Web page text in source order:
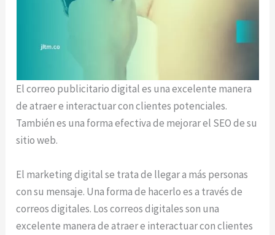
El correo publicitario digital es una excelente manera
de atraer e interactuar con clientes potenciales.
También es una forma efectiva de mejorar el SEO de su
sitio web.
El marketing digital se trata de llegar a más personas
con su mensaje. Una forma de hacerlo es a través de
correos digitales. Los correos digitales son una
excelente manera de atraer e interactuar con clientes